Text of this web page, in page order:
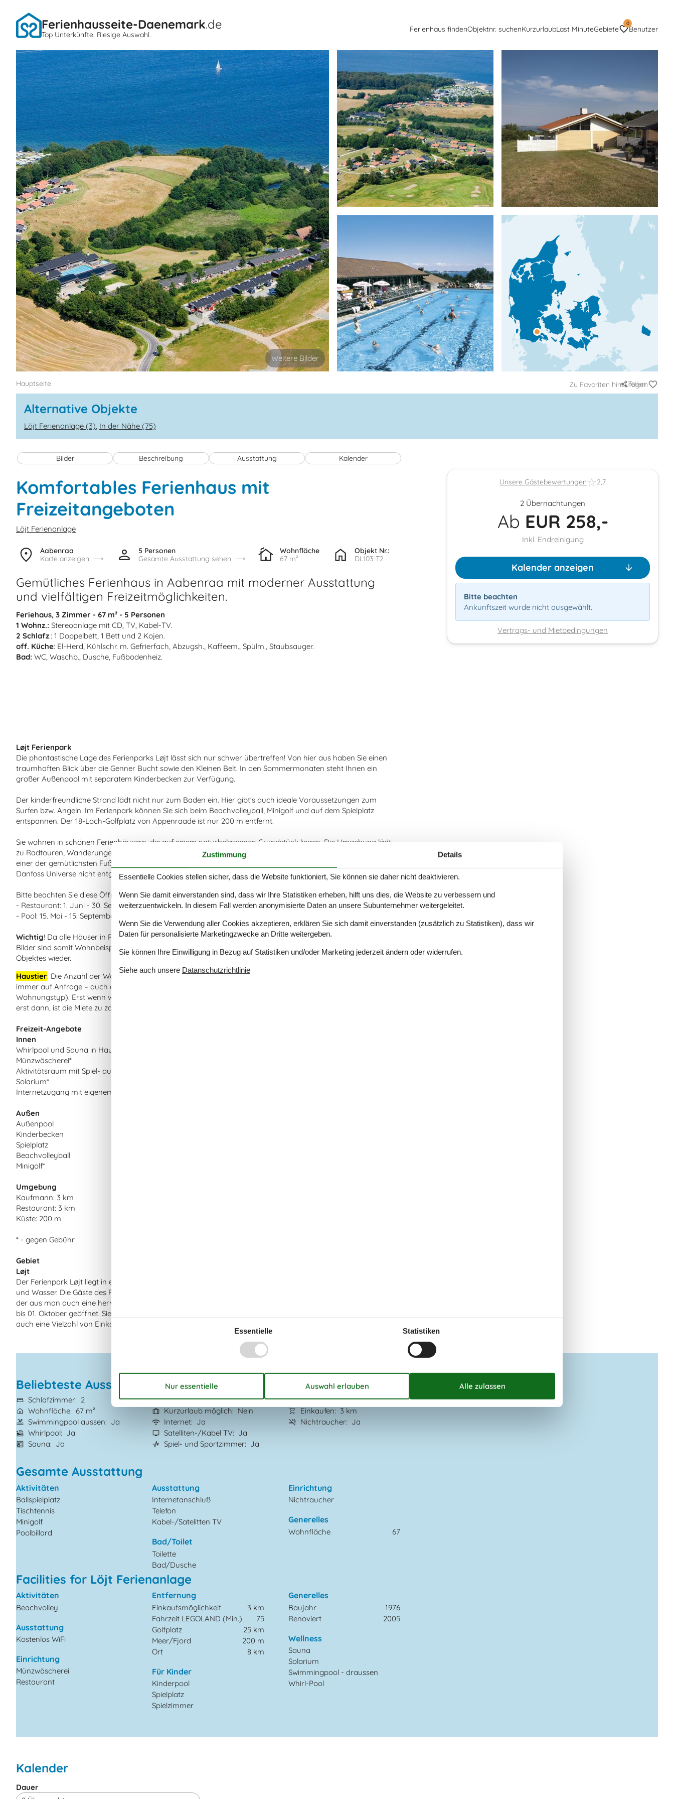
Ferienhausseite-Daenemark.de
Top Unterkünfte. Riesige Auswahl.
Ferienhaus findenObjektnr. suchenKurzurlaubLast MinuteGebiete
0
Benutzer
Hauptseite Zu Favoriten hinzufügen
Teilen
Alternative Objekte
Löjt Ferienanlage (3) In der Nähe (75)
Bilder Beschreibung Ausstattung Kalender
Komfortables Ferienhaus mit
Freizeitangeboten
Löjt Ferienanlage
Aabenraa
Karte anzeigen
5 Personen
Gesamte Ausstattung sehen
Wohnfläche
67 m²
Objekt Nr.:
DL103-T2
Gemütliches Ferienhaus in Aabenraa mit moderner Ausstattung
und vielfältigen Freizeitmöglichkeiten.
Feriehaus, 3 Zimmer - 67 m² - 5 Personen
1 Wohnz.: Stereoanlage mit CD, TV, Kabel-TV.
2 Schlafz.: 1 Doppelbett, 1 Bett und 2 Kojen.
off. Küche: El-Herd, Kühlschr. m. Gefrierfach, Abzugsh., Kaffeem., Spülm., Staubsauger.
Bad: WC, Waschb., Dusche, Fußbodenheiz.
Løjt Ferienpark
Die phantastische Lage des Ferienparks Løjt lässt sich nur schwer übertreffen! Von hier aus haben Sie einen
traumhaften Blick über die Genner Bucht sowie den Kleinen Belt. In den Sommermonaten steht Ihnen ein
großer Außenpool mit separatem Kinderbecken zur Verfügung.
Der kinderfreundliche Strand lädt nicht nur zum Baden ein. Hier gibt's auch ideale Voraussetzungen zum
Surfen bzw. Angeln. Im Ferienpark können Sie sich beim Beachvolleyball, Minigolf und auf dem Spielplatz
entspannen. Der 18-Loch-Golfplatz von Appenraade ist nur 200 m entfernt.
Sie wohnen in schönen Ferienhäusern, die auf einem naturbelassenen Grundstück liegen. Die Umgebung lädt
zu Radtouren, Wanderungen und Ausflügen ein. Nahe des Ferienparks liegt die kleine Stadt Appenraade mit
einer der gemütlichsten Fußgängerzonen Dänemarks. Lassen Sie sich den Besuch im LEGOLAND und im
Danfoss Universe nicht entgehen!
Bitte beachten Sie diese Öffnungszeiten:
- Restaurant: 1. Juni - 30. September
- Pool: 15. Mai - 15. September
Wichtig! Da alle Häuser in Privatbesitz sind, variiert die Einrichtung und Ausstattung von Haus zu Haus. Alle
Bilder sind somit Wohnbeispiele geben nicht die exakte Einrichtung und Ausschmückung des gebuchten
Objektes wieder.
Haustier: Die Anzahl der Wohnungen, in denen Haustiere erlaubt sind, ist begrenzt und die Buchung somit
immer auf Anfrage – auch obwohl Sie bereits eine Bestätigung erhalten haben (diese gilt lediglich für den
Wohnungstyp). Erst wenn wir ein separate Bestätigung für Haustiere senden, ist die Buchung verbindlich und
erst dann, ist die Miete zu zahlen.
Freizeit-Angebote
Innen
Whirlpool und Sauna in Haustyp 6+7
Münzwäscherei*
Aktivitätsraum mit Spiel- automaten
Solarium*
Internetzugang mit eigenem PC
Außen
Außenpool
Kinderbecken
Spielplatz
Beachvolleyball
Minigolf*
Umgebung
Kaufmann: 3 km
Restaurant: 3 km
Küste: 200 m
* - gegen Gebühr
Gebiet
Løjt
Der Ferienpark Løjt liegt in einer besonders schön an der Spitze eines Hügels mit Panoramaaussicht über Wald
und Wasser. Die Gäste des Ferienparks haben freien Zugang zum Swimmingpool und zur großen Terrasse, von
der aus man auch eine hervorragende Aussicht über die umliegende Landschaft hat. Der Pool ist vom 15. Mai
bis 01. Oktober geöffnet. Sie haben die Möglichkeit, das lokale Badeland in Åbenrå zu besuchen. Hier haben Sie
auch eine Vielzahl von Einkaufsmöglichkeiten.
Beliebteste Ausstattungen
Schlafzimmer
2
Wohnfläche
67 m²
Haustiere Nicht erlaubt
Kurzurlaub möglich
Nein
Entfernung Wasser 200 m
Einkaufen
3 km
Swimmingpool aussen
Ja
Whirlpool
Ja
Sauna
Ja
Internet
Ja
Satelliten-/Kabel TV
Ja
Spiel- und Sportzimmer
Ja
Nichtraucher Ja
Gesamte Ausstattung
Aktivitäten
Ballspielplatz
Tischtennis
Minigolf
Poolbillard
Ausstattung
Internetanschluß
Telefon
Kabel-/Satelitten TV
Bad/Toilet
Toilette
Bad/Dusche
Einrichtung
Nichtraucher
Generelles
Wohnfläche 67
Facilities for Löjt Ferienanlage
Aktivitäten
Beachvolley
Ausstattung
Kostenlos WiFi
Einrichtung
Münzwäscherei
Restaurant
Entfernung
Einkaufsmöglichkeit
3 km
Fahrzeit LEGOLAND (Min.)
75
Golfplatz
25 km
Meer/Fjord
200 m
Ort
8 km
Für Kinder
Kinderpool
Spielplatz
Spielzimmer
Generelles
Baujahr
1976
Renoviert
2005
Wellness
Sauna
Solarium
Swimmingpool - draussen
Whirl-Pool
Kalender
Dauer
Unsere Gästebewertungen 2,7
2 Übernachtungen
Ab EUR 258,-
Inkl. Endreinigung
Kalender anzeigen
Bitte beachten
Ankunftszeit wurde nicht ausgewählt.
Vertrags- und Mietbedingungen
Zustimmung Details
Essentielle Cookies stellen sicher, dass die Website funktioniert, Sie können sie daher nicht deaktivieren.
Wenn Sie damit einverstanden sind, dass wir Ihre Statistiken erheben, hilft uns dies, die Website zu verbessern und
weiterzuentwickeln. In diesem Fall werden anonymisierte Daten an unsere Subunternehmer weitergeleitet.
Wenn Sie die Verwendung aller Cookies akzeptieren, erklären Sie sich damit einverstanden (zusätzlich zu Statistiken), dass wir
Daten für personalisierte Marketingzwecke an Dritte weitergeben.
Sie können Ihre Einwilligung in Bezug auf Statistiken und/oder Marketing jederzeit ändern oder widerrufen.
Siehe auch unsere Datanschutzrichtlinie
Essentielle Statistiken